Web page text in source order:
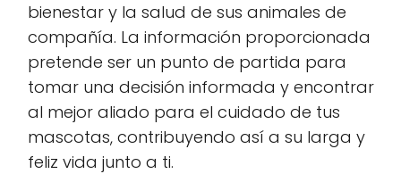
bienestar y la salud de sus animales de
compañía. La información proporcionada
pretende ser un punto de partida para
tomar una decisión informada y encontrar
al mejor aliado para el cuidado de tus
mascotas, contribuyendo así a su larga y
feliz vida junto a ti.